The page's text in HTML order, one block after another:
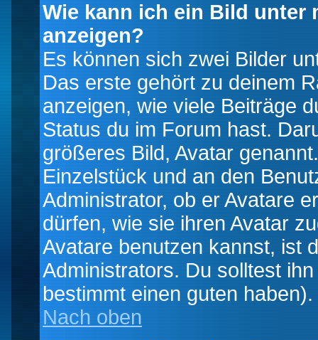
Wie kann ich ein Bild unter
anzeigen?
Es können sich zwei Bilder
Das erste gehört zu deinem
anzeigen, wie viele Beiträge
Status du im Forum hast.
größeres Bild, Avatar
Einzelstück und an den
Administrator, ob er Avatare
dürfen, wie sie ihren Avatar
Avatare benutzen kannst, ist
Administrators. Du solltest
bestimmt einen guten haben).
Nach oben